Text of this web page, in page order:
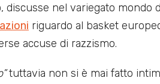
discusse nel variegato mondo
riguardo al basket
accuse di razzismo.
tuttavia non si è mai fatto